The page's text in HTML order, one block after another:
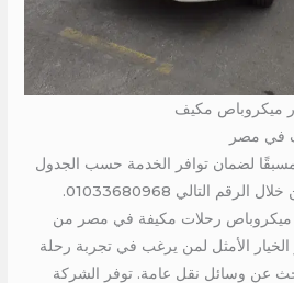
ميكروباص مكيف
في مصر
لضمان توافر الخدمة حسب الجدول
التالي 01033680968.
ميكروباص رحلات مكيفة في مصر من
الأمثل لمن يرغب في تجربة رحلة
عن وسائل نقل عامة. توفر الشركة